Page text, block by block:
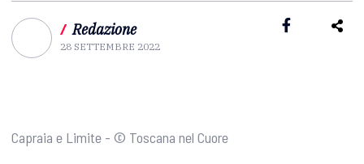
/ Redazione
28 SETTEMBRE 2022
Capraia e Limite - © Toscana nel Cuore